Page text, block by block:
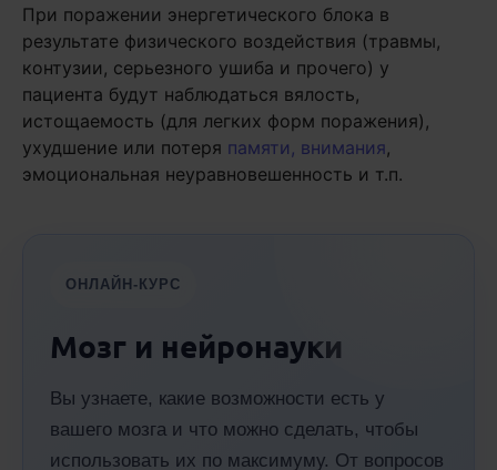
При поражении энергетического блока в
результате физического воздействия (травмы,
контузии, серьезного ушиба и прочего) у
пациента будут наблюдаться вялость,
истощаемость (для легких форм поражения),
ухудшение или потеря памяти, внимания,
эмоциональная неуравновешенность и т.п.
ОНЛАЙН-КУРС
Мозг и нейронауки
Вы узнаете, какие возможности есть у
вашего мозга и что можно сделать, чтобы
использовать их по максимуму. От вопросов